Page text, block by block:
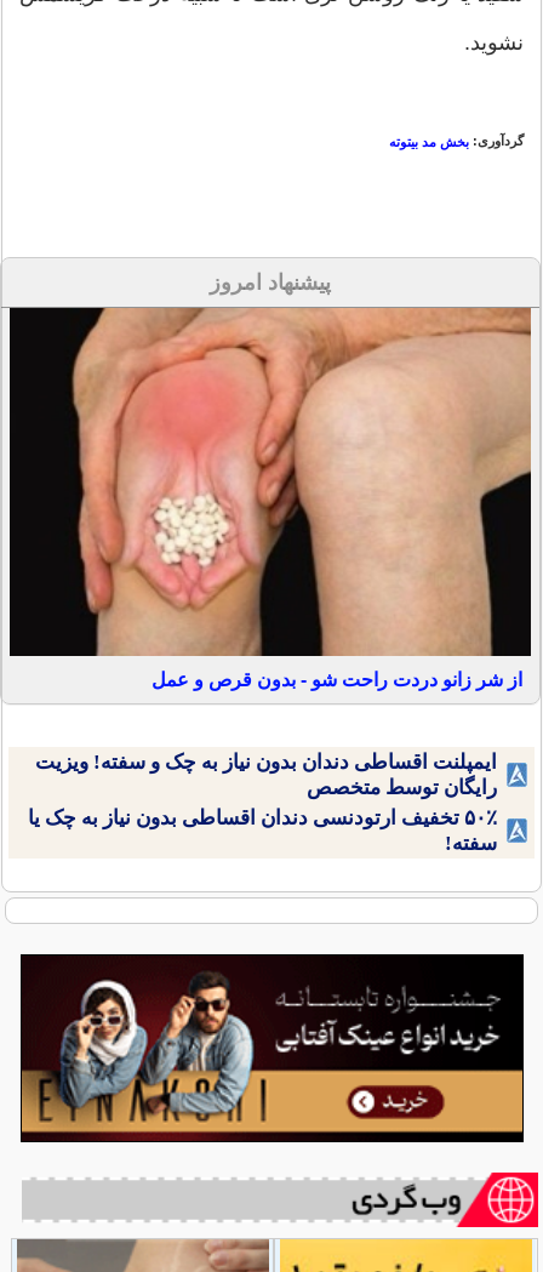
نشوید.
گردآوری: بخش مد بیتوته
پیشنهاد امروز
از شر زانو دردت راحت شو - بدون قرص و عمل
ایمپلنت اقساطی دندان بدون نیاز به چک و سفته! ویزیت
رایگان توسط متخصص
۵۰٪ تخفیف ارتودنسی دندان اقساطی بدون نیاز به چک یا
سفته!